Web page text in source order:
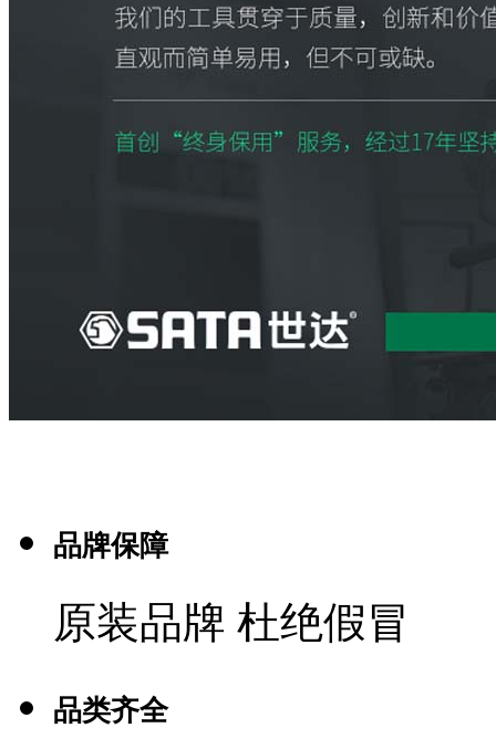
品牌保障
原装品牌 杜绝假冒
品类齐全